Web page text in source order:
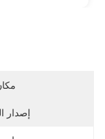
إصدار